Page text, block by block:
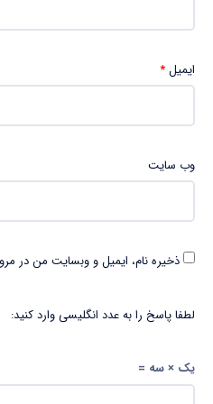
ایمیل*
وب‌ سایت
ذخیره نام، ایمیل و وبسایت من در
لطفا پاسخ را به عدد انگلیسی وارد کنید:
یک × سه =